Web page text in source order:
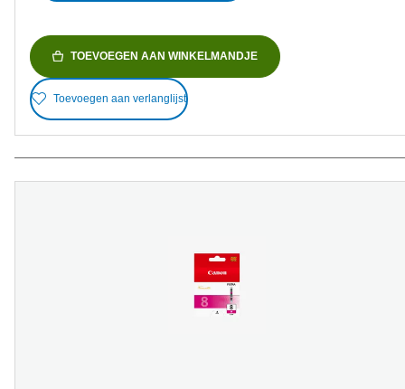
TOEVOEGEN AAN WINKELMANDJE
Toevoegen aan verlanglijst